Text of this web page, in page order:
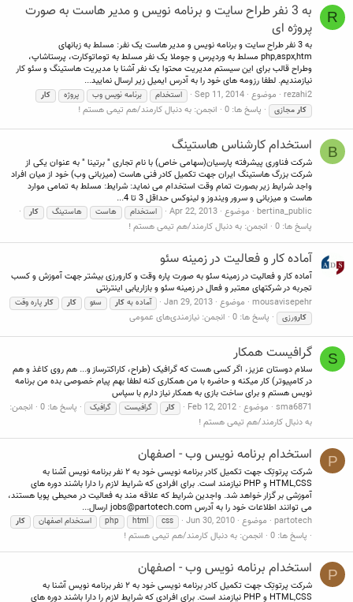
R
به 3 نفر طراح سایت و برنامه نویس و مدیر هاست به صورت
پروژه ای
به 3 نفر طراح سایت و برنامه نویس و مدیر هاست یک نفر: مسلط به زبانهای
php,aspx,htm مسلط به وردپرس و جوملا یک نفر مسلط به توماتوکارت، پرستاشاپ،
وطراح قالب برای این سیستم مدیریت محتوا یک نفر آشنا با مدیریت هاستینگ و سئو کار
نیازمندیم. لطفا رزومه های خود را به آدرس ایمیل زیر ارسال نمایید...
rezahi2 موضوع Sep 11, 2014 استخدام برنامه نویس وب پروژه
کار
کار مجازی پاسخ ها: 0 انجمن: به دنبال کارمند/هم تیمی هستم !
B استخدام کارشناس هاستينگ
شركت فناوری پیشرفته پارسیان(سهامی خاص) با نام تجاری " برتينا " به عنوان یکی از
شرکت بزرگ هاستینگ ایران جهت تكمیل كادر فنی هاست (میزبانی وب) خود از میان افراد
واجد شرایط زیر بصورت تمام وقت استخدام می نماید: شرایط: مسلط به تمامی موارد
هاست و میزبانی و سرور ویندوز و لینوکس حداقل 3 تا 4...
bertina_public موضوع Apr 22, 2013 استخدام هاست هاستینگ کار
پاسخ ها: 0 انجمن: به دنبال کارمند/هم تیمی هستم !
آماده کار و فعالیت در زمینه سئو
آماده کار و فعالیت در زمینه سئو به صورت پاره وقت و کارورزی بیشتر جهت آموزش و کسب
تجربه در شرکتهای معتبر و فعال در زمینه سئو و بازاریابی اینترنتی
mousavisepehr موضوع Jan 29, 2013 آماده به کار سئو کار کار پاره وقت
کارورزی پاسخ ها: 0 انجمن: نیازمندی‌های عمومی
S گرافیست همکار
سلام دوستان عزیز، اگر کسی هست که گرافیک (طراح، کاراکترساز و... هم روی کاغذ و هم
در کامپیوتر) کار میکنه و حاضره با من همکاری کنه لطفا بهم پیام خصوصی بده من برنامه
نویس هستم و برای ساخت بازی به همکار نیاز دارم با سپاس
sma6871 موضوع Feb 12, 2012 کار گرافیست گرافیک پاسخ ها: 0
انجمن:
به دنبال کارمند/هم تیمی هستم !
P استخدام برنامه نویس وب - اصفهان
شرکت پرتوتِک جهت تکمیل کادر برنامه نویسی خود به ۲ نفر برنامه نویس آشنا به
HTML,CSS و PHP نیازمند است. برای افرادی که شرایط لازم را دارا باشند دوره های
آموزشی بر گزار خواهد شد. واجدین شرایط که علاقه مند به فعالیت در محیطی پویا هستند،
می توانند اطلاعات خود را به آدرس jobs@partotech.comارسال...
partotech موضوع Jun 30, 2010
css
html
php استخدام اصفهان کار
پاسخ ها: 0 انجمن: به دنبال کارمند/هم تیمی هستم !
P استخدام برنامه نویس وب - اصفهان
شرکت پرتوتِک جهت تکمیل کادر برنامه نویسی خود به ۲ نفر برنامه نویس آشنا به
HTML,CSS و PHP نیازمند است. برای افرادی که شرایط لازم را دارا باشند دوره های